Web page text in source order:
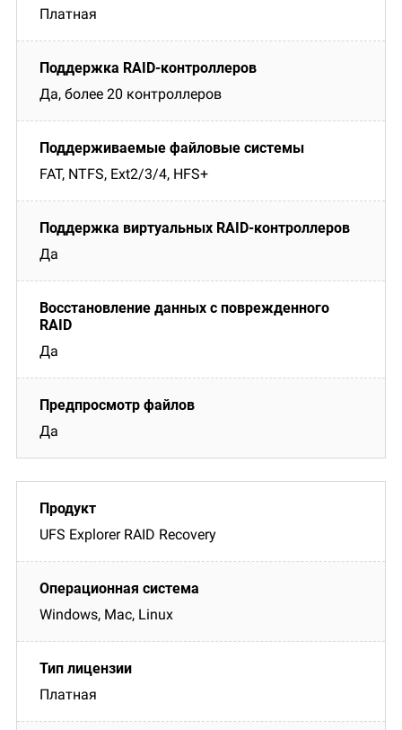
Платная
Да, более 20 контроллеров
FAT, NTFS, Ext2/3/4, HFS+
Да
Да
Да
UFS Explorer RAID Recovery
Windows, Mac, Linux
Платная